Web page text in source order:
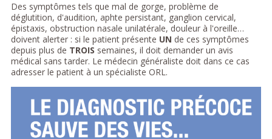
Des symptômes tels que mal de gorge, problème de
déglutition, d'audition, aphte persistant, ganglion cervical,
épistaxis, obstruction nasale unilatérale, douleur à l'oreille…
doivent alerter : si le patient présente UN de ces symptômes
depuis plus de TROIS semaines, il doit demander un avis
médical sans tarder. Le médecin généraliste doit dans ce cas
adresser le patient à un spécialiste ORL.